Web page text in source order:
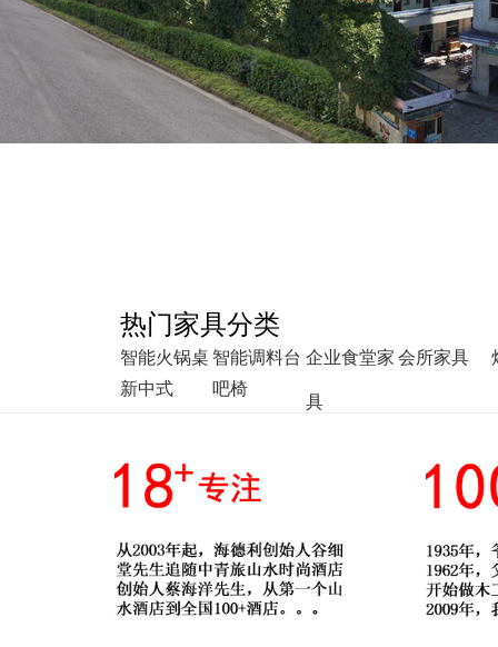
热门家具分类
智能火锅桌 智能调料台 企业食堂家
具
会所家具
新中式
吧椅